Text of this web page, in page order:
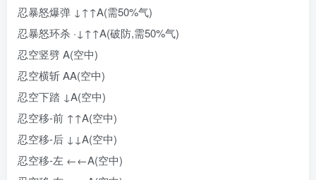
忍暴怒爆弹 ↓↑↑A(需50%气)
忍暴怒环杀 ·↓↑↑A(破防,需50%气)
忍空竖劈 A(空中)
忍空横斩 AA(空中)
忍空下踏 ↓A(空中)
忍空移-前 ↑↑A(空中)
忍空移-后 ↓↓A(空中)
忍空移-左 ←←A(空中)